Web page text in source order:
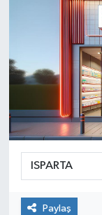
Paylaş
Tüm
Son
Haber